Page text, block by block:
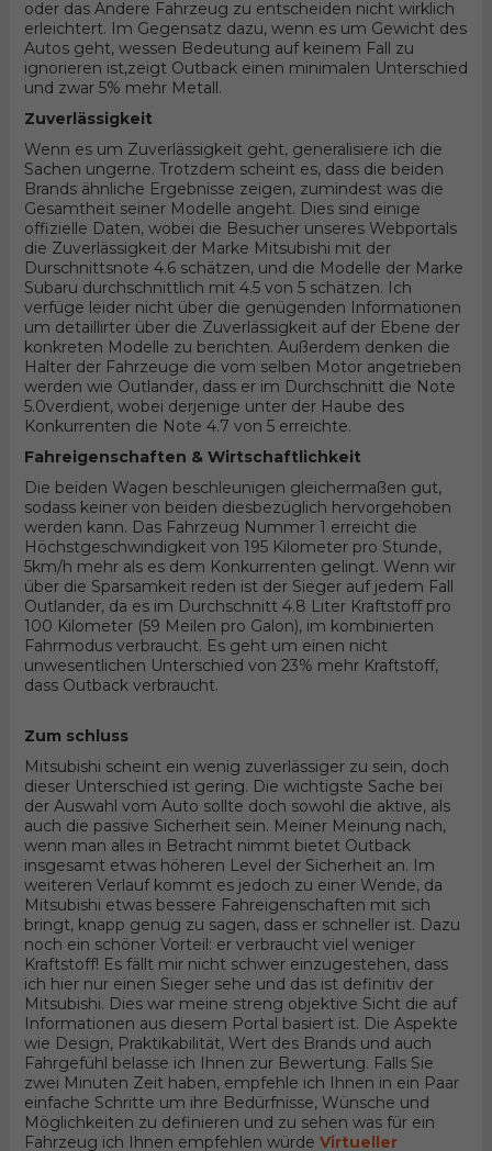
oder das Andere Fahrzeug zu entscheiden nicht wirklich
erleichtert. Im Gegensatz dazu, wenn es um Gewicht des
Autos geht, wessen Bedeutung auf keinem Fall zu
ignorieren ist,zeigt Outback einen minimalen Unterschied
und zwar 5% mehr Metall.
Zuverlässigkeit
Wenn es um Zuverlässigkeit geht, generalisiere ich die
Sachen ungerne. Trotzdem scheint es, dass die beiden
Brands ähnliche Ergebnisse zeigen, zumindest was die
Gesamtheit seiner Modelle angeht. Dies sind einige
offizielle Daten, wobei die Besucher unseres Webportals
die Zuverlässigkeit der Marke Mitsubishi mit der
Durschnittsnote 4.6 schätzen, und die Modelle der Marke
Subaru durchschnittlich mit 4.5 von 5 schätzen. Ich
verfüge leider nicht über die genügenden Informationen
um detaillirter über die Zuverlässigkeit auf der Ebene der
konkreten Modelle zu berichten. Außerdem denken die
Halter der Fahrzeuge die vom selben Motor angetrieben
werden wie Outlander, dass er im Durchschnitt die Note
5.0verdient, wobei derjenige unter der Haube des
Konkurrenten die Note 4.7 von 5 erreichte.
Fahreigenschaften & Wirtschaftlichkeit
Die beiden Wagen beschleunigen gleichermaßen gut,
sodass keiner von beiden diesbezüglich hervorgehoben
werden kann. Das Fahrzeug Nummer 1 erreicht die
Höchstgeschwindigkeit von 195 Kilometer pro Stunde,
5km/h mehr als es dem Konkurrenten gelingt. Wenn wir
über die Sparsamkeit reden ist der Sieger auf jedem Fall
Outlander, da es im Durchschnitt 4.8 Liter Kraftstoff pro
100 Kilometer (59 Meilen pro Galon), im kombinierten
Fahrmodus verbraucht. Es geht um einen nicht
unwesentlichen Unterschied von 23% mehr Kraftstoff,
dass Outback verbraucht.
Zum schluss
Mitsubishi scheint ein wenig zuverlässiger zu sein, doch
dieser Unterschied ist gering. Die wichtigste Sache bei
der Auswahl vom Auto sollte doch sowohl die aktive, als
auch die passive Sicherheit sein. Meiner Meinung nach,
wenn man alles in Betracht nimmt bietet Outback
insgesamt etwas höheren Level der Sicherheit an. Im
weiteren Verlauf kommt es jedoch zu einer Wende, da
Mitsubishi etwas bessere Fahreigenschaften mit sich
bringt, knapp genug zu sagen, dass er schneller ist. Dazu
noch ein schöner Vorteil: er verbraucht viel weniger
Kraftstoff! Es fällt mir nicht schwer einzugestehen, dass
ich hier nur einen Sieger sehe und das ist definitiv der
Mitsubishi. Dies war meine streng objektive Sicht die auf
Informationen aus diesem Portal basiert ist. Die Aspekte
wie Design, Praktikabilität, Wert des Brands und auch
Fahrgefühl belasse ich Ihnen zur Bewertung. Falls Sie
zwei Minuten Zeit haben, empfehle ich Ihnen in ein Paar
einfache Schritte um ihre Bedürfnisse, Wünsche und
Möglichkeiten zu definieren und zu sehen was für ein
Fahrzeug ich Ihnen empfehlen würde Virtueller